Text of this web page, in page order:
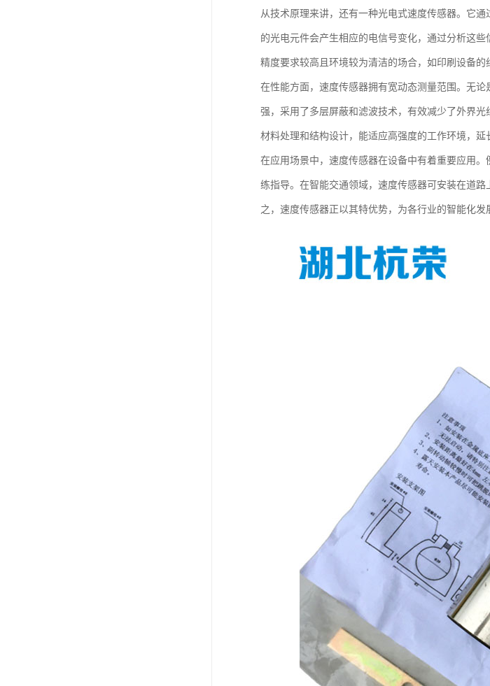
从技术原理来讲，还有一种光电式速度传感器。它
的光电元件会产生相应的电信号变化，通过分析这
精度要求较高且环境较为清洁的场合，如印刷设备的
在性能方面，速度传感器拥有宽动态测量范围。无
强，采用了多层屏蔽和滤波技术，有效减少了外界
材料处理和结构设计，能适应高强度的工作环境，延
在应用场景中，速度传感器在设备中有着重要应用
练指导。在智能交通领域，速度传感器可安装在道
之，速度传感器正以其特优势，为各行业的智能化发